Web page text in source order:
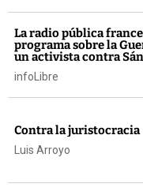
La radio pública
programa sobre la
un activista contra
infoLibre
Contra la juristocracia
Luis Arroyo